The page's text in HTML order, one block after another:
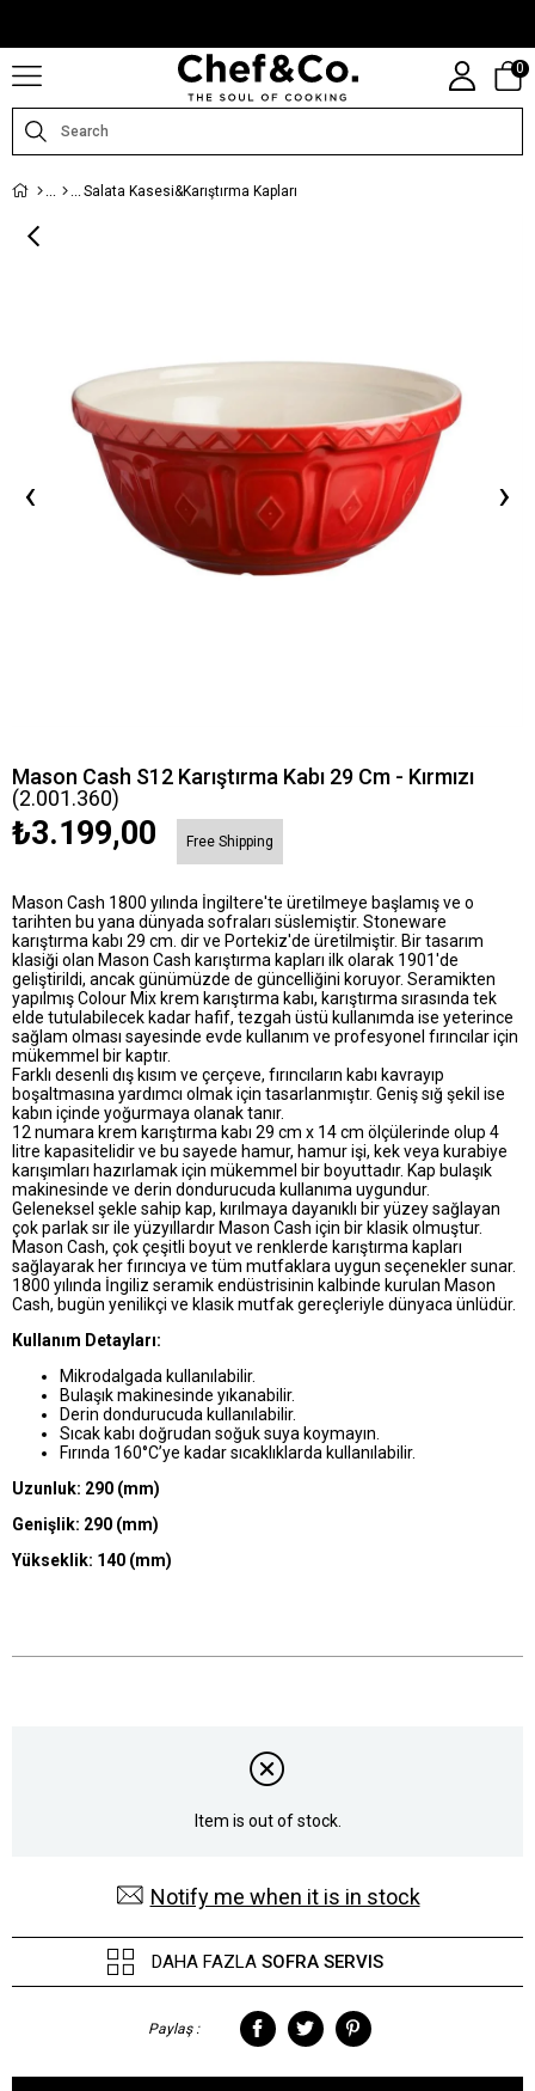
0
Salata Kasesi&Karıştırma Kapları
‹ ›
Mason Cash S12 Karıştırma Kabı 29 Cm - Kırmızı
(2.001.360)
₺3.199,00 Free Shipping
Mason Cash 1800 yılında İngiltere'te üretilmeye başlamış ve o
tarihten bu yana dünyada sofraları süslemiştir. Stoneware
karıştırma kabı 29 cm. dir ve Portekiz'de üretilmiştir. Bir tasarım
klasiği olan Mason Cash karıştırma kapları ilk olarak 1901'de
geliştirildi, ancak günümüzde de güncelliğini koruyor. Seramikten
yapılmış Colour Mix krem karıştırma kabı, karıştırma sırasında tek
elde tutulabilecek kadar hafif, tezgah üstü kullanımda ise yeterince
sağlam olması sayesinde evde kullanım ve profesyonel fırıncılar için
mükemmel bir kaptır.
Farklı desenli dış kısım ve çerçeve, fırıncıların kabı kavrayıp
boşaltmasına yardımcı olmak için tasarlanmıştır. Geniş sığ şekil ise
kabın içinde yoğurmaya olanak tanır.
12 numara krem karıştırma kabı 29 cm x 14 cm ölçülerinde olup 4
litre kapasitelidir ve bu sayede hamur, hamur işi, kek veya kurabiye
karışımları hazırlamak için mükemmel bir boyuttadır. Kap bulaşık
makinesinde ve derin dondurucuda kullanıma uygundur.
Geleneksel şekle sahip kap, kırılmaya dayanıklı bir yüzey sağlayan
çok parlak sır ile yüzyıllardır Mason Cash için bir klasik olmuştur.
Mason Cash, çok çeşitli boyut ve renklerde karıştırma kapları
sağlayarak her fırıncıya ve tüm mutfaklara uygun seçenekler sunar.
1800 yılında İngiliz seramik endüstrisinin kalbinde kurulan Mason
Cash, bugün yenilikçi ve klasik mutfak gereçleriyle dünyaca ünlüdür.
Kullanım Detayları:
Mikrodalgada kullanılabilir.
Bulaşık makinesinde yıkanabilir.
Derin dondurucuda kullanılabilir.
Sıcak kabı doğrudan soğuk suya koymayın.
Fırında 160°C’ye kadar sıcaklıklarda kullanılabilir.
Uzunluk: 290 (mm)
Genişlik: 290 (mm)
Yükseklik: 140 (mm)
Item is out of stock.
Notify me when it is in stock
DAHA FAZLA SOFRA SERVIS
Paylaş :